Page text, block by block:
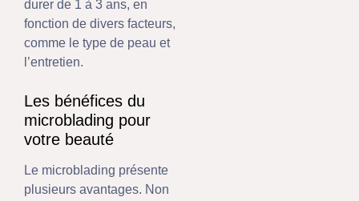
durer de 1 à 3 ans, en
fonction de divers facteurs,
comme le type de peau et
l’entretien.
Les bénéfices du
microblading pour
votre beauté
Le microblading présente
plusieurs avantages. Non